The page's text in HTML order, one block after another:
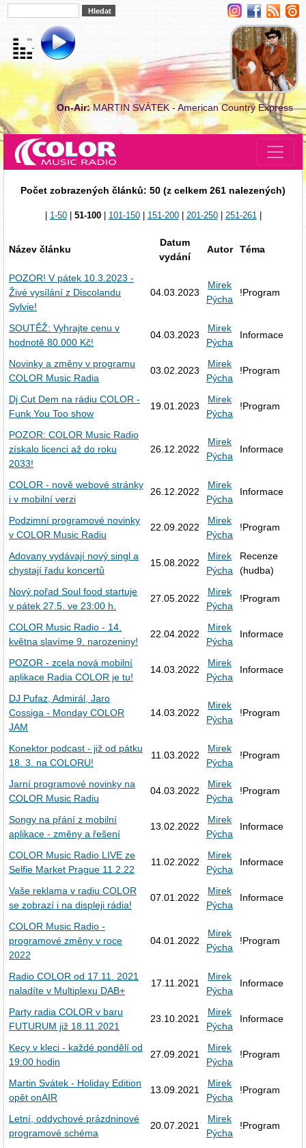
On-Air:MARTIN SVÁTEK - American Country Express
Počet zobrazených článků: 50 (z celkem 261 nalezených)
1-50| 51-100| 101-150| 151-200| 201-250| 251-261
Název článku
Datum
vydání
Autor Téma
POZOR! V pátek 10.3.2023 -
Živé vysílání z Discolandu
Sylvie!
04.03.2023
Mirek
Pýcha
!Program
SOUTĚŽ: Vyhrajte cenu v
hodnotě 80.000 Kč!
04.03.2023
Mirek
Pýcha
Informace
Novinky a změny v programu
COLOR Music Radia
03.02.2023
Mirek
Pýcha
!Program
Dj Cut Dem na rádiu COLOR -
Funk You Too show
19.01.2023
Mirek
Pýcha
!Program
POZOR: COLOR Music Radio
získalo licenci až do roku
2033!
26.12.2022
Mirek
Pýcha
Informace
COLOR - nově webové stránky
i v mobilní verzi
26.12.2022
Mirek
Pýcha
Informace
Podzimní programové novinky
v COLOR Music Radiu
22.09.2022
Mirek
Pýcha
!Program
Adovany vydávají nový singl a
chystají řadu koncertů
15.08.2022
Mirek
Pýcha
Recenze
(hudba)
Nový pořad Soul food startuje
v pátek 27.5. ve 23:00 h.
27.05.2022
Mirek
Pýcha
!Program
COLOR Music Radio - 14.
května slavíme 9. narozeniny!
22.04.2022
Mirek
Pýcha
Informace
POZOR - zcela nová mobilní
aplikace Radia COLOR je tu!
14.03.2022
Mirek
Pýcha
Informace
DJ Pufaz, Admirál, Jaro
Cossiga - Monday COLOR
JAM
14.03.2022
Mirek
Pýcha
!Program
Konektor podcast - již od pátku
18. 3. na COLORU!
11.03.2022
Mirek
Pýcha
!Program
Jarní programové novinky na
COLOR Music Radiu
04.03.2022
Mirek
Pýcha
!Program
Songy na přání z mobilní
aplikace - změny a řešení
13.02.2022
Mirek
Pýcha
Informace
COLOR Music Radio LIVE ze
Selfie Market Prague 11.2.22
11.02.2022
Mirek
Pýcha
Informace
Vaše reklama v radiu COLOR
se zobrazí i na displeji rádia!
07.01.2022
Mirek
Pýcha
Informace
COLOR Music Radio -
programové změny v roce
2022
04.01.2022
Mirek
Pýcha
!Program
Radio COLOR od 17.11. 2021
naladíte v Multiplexu DAB+
17.11.2021
Mirek
Pýcha
Informace
Party radia COLOR v baru
FUTURUM již 18.11.2021
23.10.2021
Mirek
Pýcha
Informace
Kecy v kleci - každé pondělí od
19:00 hodin
27.09.2021
Mirek
Pýcha
!Program
Martin Svátek - Holiday Edition
opět onAIR
13.09.2021
Mirek
Pýcha
!Program
Letní, oddychové prázdninové
programové schéma
20.07.2021
Mirek
Pýcha
!Program